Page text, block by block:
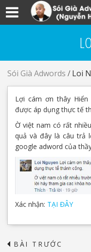
Sói Già Adwords / Loi
Lợi cám ơn thây
được áp dụng thực tế
Ờ việt nam có rất
quả và đây là câu trả
google adword của
Xác nhận: TẠI ĐÂY
BÀI TRƯỚC